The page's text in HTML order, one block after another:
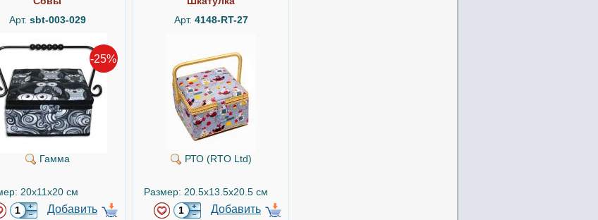
Арт. sbt-003-029
-25%
Гамма
20x11x20 см
Добавить
Арт. 4148-RT-27
РТО (RTO Ltd)
Размер: 20.5x13.5x20.5 см
Добавить